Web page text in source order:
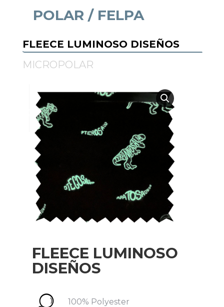
POLAR / FELPA
FLEECE LUMINOSO DISEÑOS
MICROPOLAR
FLEECE LUMINOSO
DISEÑOS
100% Polyester
Datos personales: